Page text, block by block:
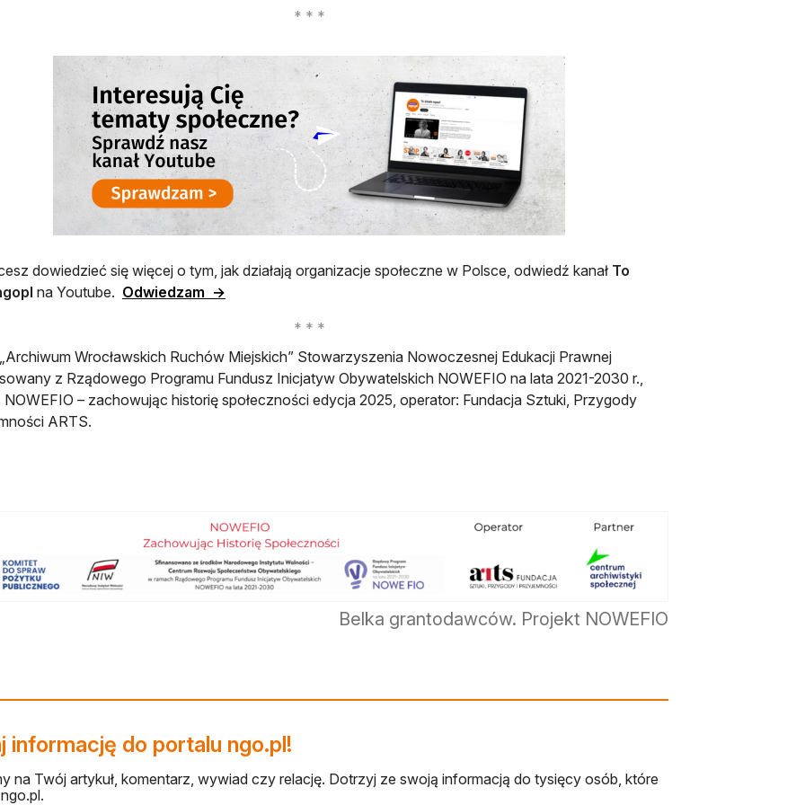
się w nowej karcie
dowiedzieć się więcej o tym, jak działają organizacje społeczne w Polsce, odwiedź kanał To
na Youtube. Odwiedzam →
Wrocławskich Ruchów Miejskich” Stowarzyszenia Nowoczesnej Edukacji Prawnej
z Rządowego Programu Fundusz Inicjatyw Obywatelskich NOWEFIO na lata 2021-2030 r.,
NOWEFIO – zachowując historię społeczności edycja 2025, operator: Fundacja Sztuki, Przygody
ARTS.
Belka grantodawców. Projekt NOWEFIO
informację do portalu ngo.pl!
na Twój artykuł, komentarz, wywiad czy relację. Dotrzyj ze swoją informacją do tysięcy osób, które